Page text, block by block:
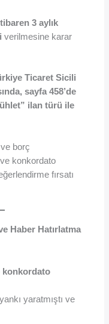
3 aylık
verilmesine karar
Ticaret Sicili
sayfa 458’de
ilan türü ile
borç
ve konkordato
fırsatı
Haber Hatırlatma
konkordato
yaratmıştı ve